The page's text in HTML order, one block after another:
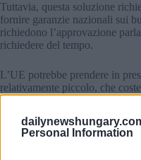
Personal Information
Tuttavia, questa soluzione
fornire garanzie nazionali sui
richiedono l’approvazione
richiedere del tempo.
L’UE potrebbe prendere in
relativamente piccolo, che
ad esempio, Italia, meno del
Il veto ungherese di martedì